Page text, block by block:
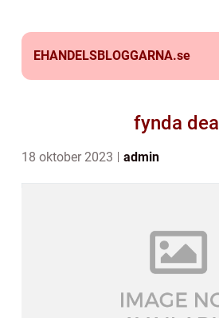
EHANDELSBLOGGARNA.se
fynda deal
18 oktober 2023 admin